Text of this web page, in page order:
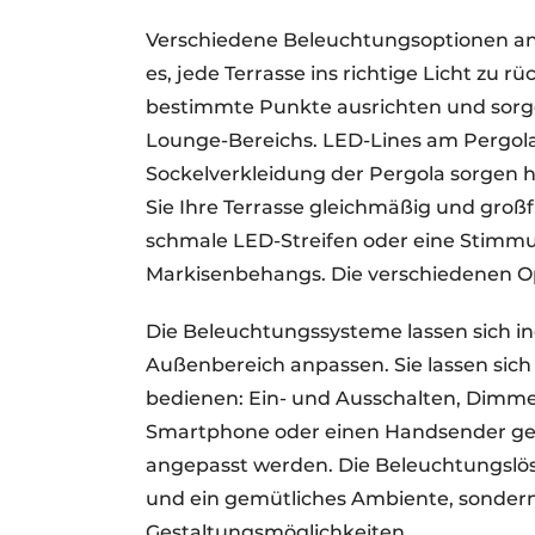
Verschiedene Beleuchtungsoptionen
es, jede Terrasse ins richtige Licht zu
bestimmte Punkte ausrichten und
Lounge-Bereichs. LED-Lines am
Sockelverkleidung der Pergola sorgen
Sie Ihre Terrasse gleichmäßig und
schmale LED-Streifen oder eine
Markisenbehangs. Die verschiedenen
Die Beleuchtungssysteme lassen sich
Außenbereich anpassen. Sie lassen
bedienen: Ein- und Ausschalten,
Smartphone oder einen Handsender
angepasst werden. Die
und ein gemütliches Ambiente,